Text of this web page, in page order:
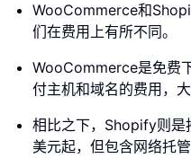
WooCommerce和
们在费用上有所不同。
WooCommerce是免费
付主机和域名的费用，
相比之下，Shopify则是
美元起，但包含网络托